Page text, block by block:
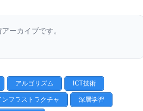
ーカイブです。
アルゴリズム ICT技術
ンフラストラクチャ 深層学習